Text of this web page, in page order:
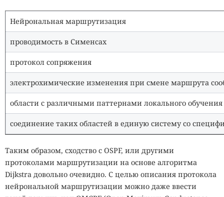
Нейрональная маршрутизация
проводимость в Сименсах
протокол сопряжения
электрохимические изменения при смене маршрута
области с различными паттернами локального
соединение таких областей в единую систему со
Таким образом, сходство с OSPF, или другими
протоколами маршрутизации на основе алгоритма
Dijkstra довольно очевидно. С целью описания протокола
нейрональной маршрутизации можно даже ввести